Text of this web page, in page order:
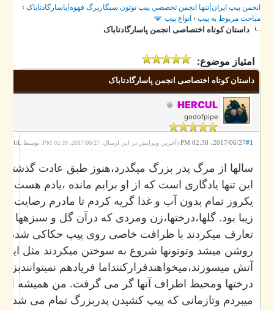
پيپ ايران|تنها انجمن تخصصي پيپ توتون سيگاربرگ قهوه|پاسارگادتاباک›
مربوط به پيپ› انواع پيپ
داستان کوتاه اختصاصی انجمن پاسارگادتاباک
امتیاز موضوع:
داستان کوتاه اختصاصی انجمن پاسارگادتاباک
HERCUL
godofpipe
2017/06/27، 02:38 PM (آخرین ویرایش در این ارسال: 2017/06/27، 02:39 PM، توسط HERCUL
.)
سالها از مرگ پدر بزرگ میگذرد،هنوز طبق عادت گذشته
این تنها یادگاری است که از او برایم مانده ،یادم هست
یکروز تمام بدون آب و غذا گریه کردم تا مادرم رضایت
زیبا بود. گلها،درختها،زن ومردی که درآن گل و سبزهها
تعارف میکردند با ظرافت خاصی روی پیپ حکاکی شده
روشن میشد وتوتونها شروع به سوختن میکردند مثل این
آتش میسوزند،میخواهندفرارکننداما فریادهم
درختها ومحیط اطراف آنها گر می گرفت. من همیشه از
میبردم وتازمانی که پیپ کشیدن پدربزرگ تمام می شد و